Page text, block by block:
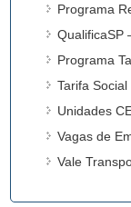
Programa
QualificaSP
Programa
Tarifa
Unidades
Vagas de
Vale